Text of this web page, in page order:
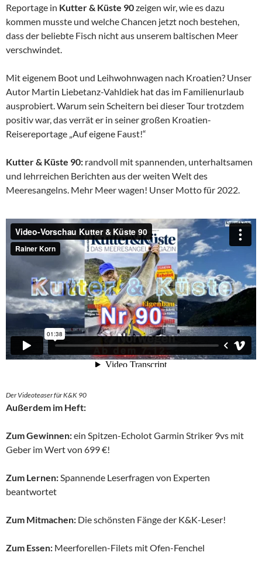
Reportage in Kutter & Küste 90zeigen wir, wie es dazu
kommen musste und welche Chancen jetzt noch bestehen,
dass der beliebte Fisch nicht aus unserem baltischen Meer
verschwindet.
Mit eigenem Boot und Leihwohnwagen nach Kroatien? Unser
Autor Martin Liebetanz-Vahldiek hat das im Familienurlaub
ausprobiert. Warum sein Scheitern bei dieser Tour trotzdem
positiv war, das verrät er in seiner großen Kroatien-
Reisereportage „Auf eigene Faust!“
Kutter & Küste 90: randvoll mit spannenden, unterhaltsamen
und lehrreichen Berichten aus der weiten Welt des
Meeresangelns. Mehr Meer wagen! Unser Motto für 2022.
Der Videoteaser für K&K 90
Außerdem im Heft:
Zum Gewinnen:ein Spitzen-Echolot Garmin Striker 9vs mit
Geber im Wert von 699 €!
Zum Lernen:Spannende Leserfragen von Experten
beantwortet
Zum Mitmachen: Die schönsten Fänge der K&K-Leser!
Zum Essen: Meerforellen-Filets mit Ofen-Fenchel